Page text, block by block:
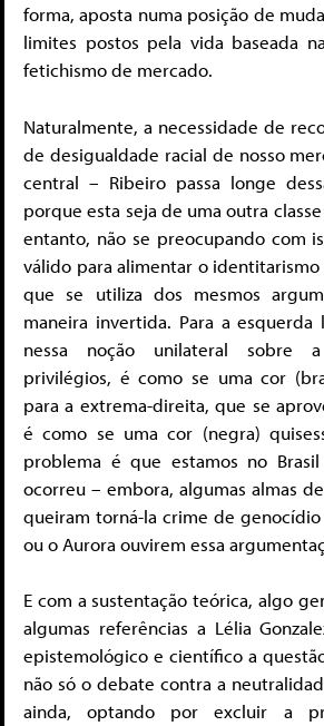
forma, aposta numa posição de
limites postos pela vida baseada
fetichismo de mercado.
Naturalmente, a necessidade de
de desigualdade racial de nosso
central – Ribeiro passa longe
porque esta seja de uma outra
entanto, não se preocupando com
válido para alimentar o
que se utiliza dos mesmos
maneira invertida. Para a esquerda
nessa noção unilateral sobre
privilégios, é como se uma cor
para a extrema-direita, que se
é como se uma cor (negra)
problema é que estamos no
ocorreu – embora, algumas almas
queiram torná-la crime de
ou o Aurora ouvirem essa
E com a sustentação teórica, algo
algumas referências a Lélia
epistemológico e científico a
não só o debate contra a
ainda, optando por excluir a